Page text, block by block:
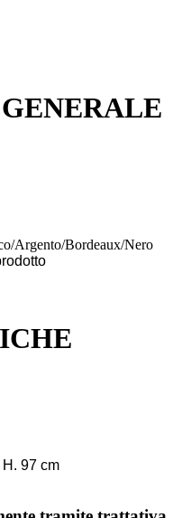
Argento/Bordeaux/Nero
97 cm